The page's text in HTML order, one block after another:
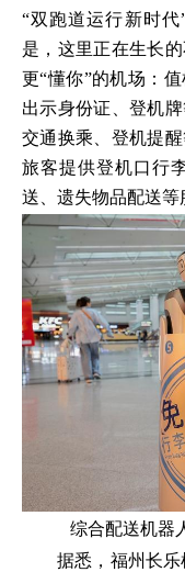
“双跑道运行新时
是，这里正在生长
更“懂你”的机场：
出示身份证、登机
交通换乘、登机提
旅客提供登机口行
送、遗失物品配送
综合配送机器
据悉，福州长